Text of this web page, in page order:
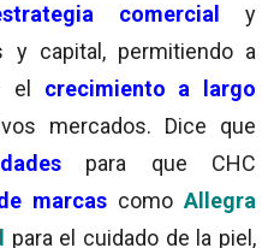
comercial
y
y capital, permitiendo a
el crecimiento a largo
mercados. Dice que
para que CHC
marcas como Allegra
para el cuidado de la piel,